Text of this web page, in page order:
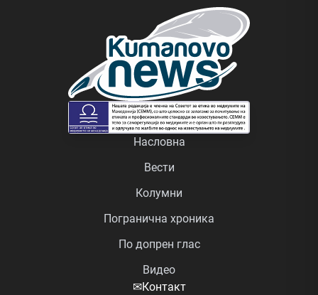
Насловна
Вести
Колумни
Погранична хроника
По допрен глас
Видео
✉Контакт